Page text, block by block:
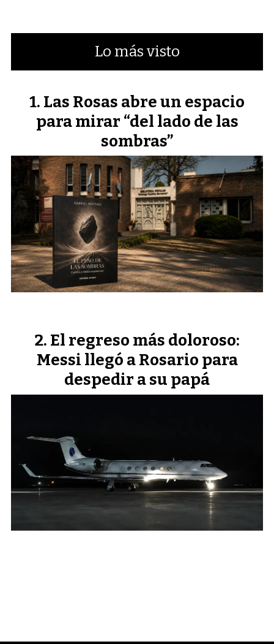
Lo más visto
Las Rosas abre un espacio
para mirar “del lado de las
sombras”
El regreso más doloroso:
Messi llegó a Rosario para
despedir a su papá